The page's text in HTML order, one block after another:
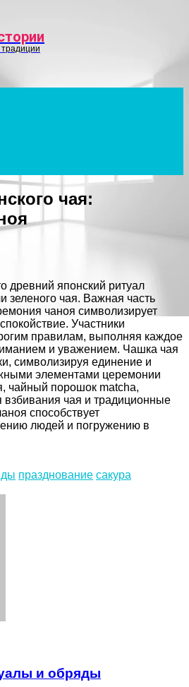
традиции
чая:
древний японский ритуал
зеленого чая. Важная часть
чаноя символизирует
Участники
правилам, выполняя каждое
и уважением. Чашка чая
символизируя единение и
элементами церемонии
чайный порошок matcha,
взбивания чая и традиционные
способствует
людей и погружению в
празднование сакура
и обряды